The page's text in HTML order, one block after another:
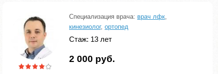
Специализация врача: врач лфк,
кинезиолог, ортопед
Стаж: 13 лет
2 000 руб.